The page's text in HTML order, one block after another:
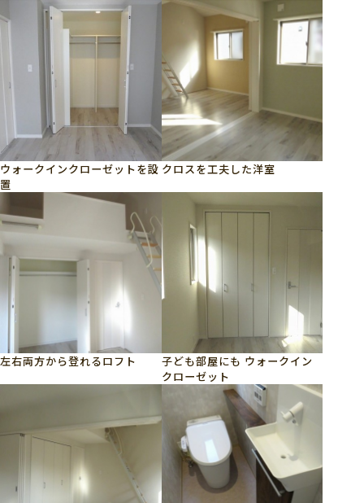
ウォークインクローゼットを設
置
クロスを工夫した洋室
左右両方から登れるロフト
子ども部屋にも ウォークイン
クローゼット